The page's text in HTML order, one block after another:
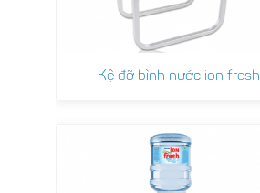
Kệ đỡ bình nước ion fresh